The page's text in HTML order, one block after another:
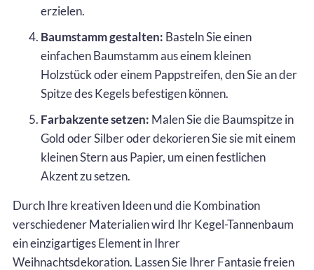
erzielen.
Baumstamm gestalten: Basteln Sie einen
einfachen Baumstamm aus einem kleinen
Holzstück oder einem Pappstreifen, den Sie an der
Spitze des Kegels befestigen können.
Farbakzente setzen: Malen Sie die Baumspitze in
Gold oder Silber oder dekorieren Sie sie mit einem
kleinen Stern aus Papier, um einen festlichen
Akzent zu setzen.
Durch Ihre kreativen Ideen und die Kombination
verschiedener Materialien wird Ihr Kegel-Tannenbaum
ein einzigartiges Element in Ihrer
Weihnachtsdekoration. Lassen Sie Ihrer Fantasie freien